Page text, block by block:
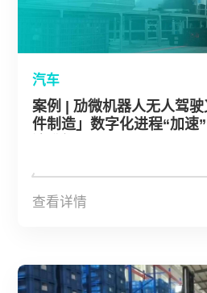
汽车
案例 | 劢微机器人无人驾
件制造」数字化进程“加速
查看详情